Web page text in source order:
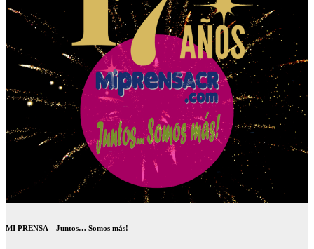
MI PRENSA – Juntos… Somos más!